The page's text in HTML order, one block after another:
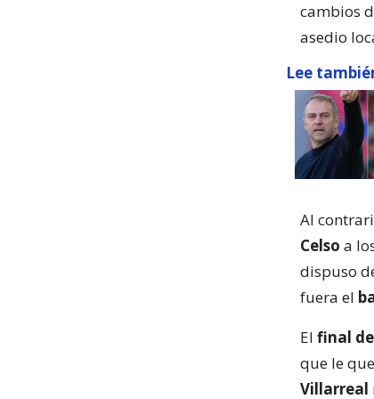
cambios
asedio
Lee
Al
Celso a
dispuso
fuera el
El final
que le
Villarreal